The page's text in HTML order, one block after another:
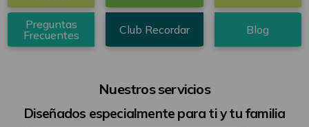
header
home
Preguntas
Frecuentes
Club Recordar Blog
Nuestros servicios
Diseñados especialmente para ti y tu familia